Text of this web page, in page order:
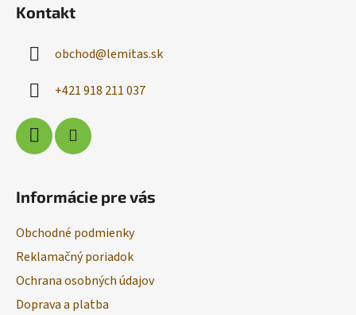
Kontakt
obchod@lemitas.sk
+421 918 211 037
Informácie pre vás
Obchodné podmienky
Reklamačný poriadok
Ochrana osobných údajov
Doprava a platba